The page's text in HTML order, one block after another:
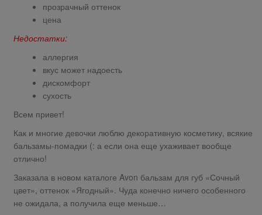
прозрачный оттенок
цена
Недостатки:
аллергия
вкус может надоесть
дискомфорт
сухость
Всем привет!
Как и многие девочки люблю декоративную косметику, всякие
бальзамы-помадки (: а если она еще ухаживает вообще
отлично!
Заказала в новом каталоге Avon бальзам для губ «Сочный
цвет», оттенок «Ягодный». Чуда конечно ничего особенного
не ожидала, а получила еще меньше…